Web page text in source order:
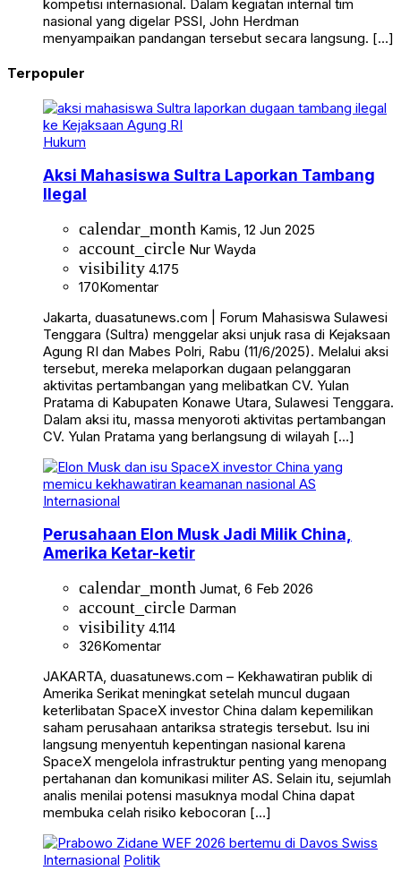
kompetisi internasional. Dalam kegiatan internal tim
nasional yang digelar PSSI, John Herdman
menyampaikan pandangan tersebut secara langsung. […]
Terpopuler
Hukum
Aksi Mahasiswa Sultra Laporkan Tambang
Ilegal
calendar_month Kamis, 12 Jun 2025
account_circle Nur Wayda
visibility 4.175
170Komentar
Jakarta, duasatunews.com | Forum Mahasiswa Sulawesi
Tenggara (Sultra) menggelar aksi unjuk rasa di Kejaksaan
Agung RI dan Mabes Polri, Rabu (11/6/2025). Melalui aksi
tersebut, mereka melaporkan dugaan pelanggaran
aktivitas pertambangan yang melibatkan CV. Yulan
Pratama di Kabupaten Konawe Utara, Sulawesi Tenggara.
Dalam aksi itu, massa menyoroti aktivitas pertambangan
CV. Yulan Pratama yang berlangsung di wilayah […]
Internasional
Perusahaan Elon Musk Jadi Milik China,
Amerika Ketar-ketir
calendar_month Jumat, 6 Feb 2026
account_circle Darman
visibility 4.114
326Komentar
JAKARTA, duasatunews.com – Kekhawatiran publik di
Amerika Serikat meningkat setelah muncul dugaan
keterlibatan SpaceX investor China dalam kepemilikan
saham perusahaan antariksa strategis tersebut. Isu ini
langsung menyentuh kepentingan nasional karena
SpaceX mengelola infrastruktur penting yang menopang
pertahanan dan komunikasi militer AS. Selain itu, sejumlah
analis menilai potensi masuknya modal China dapat
membuka celah risiko kebocoran […]
Internasional Politik